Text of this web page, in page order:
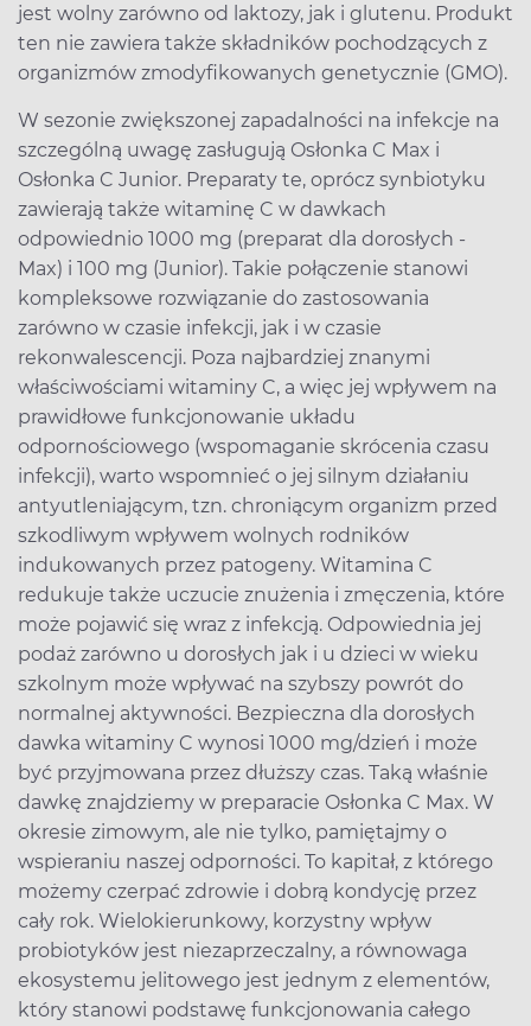
jest wolny zarówno od laktozy, jak i glutenu. Produkt
ten nie zawiera także składników pochodzących z
organizmów zmodyfikowanych genetycznie (GMO).
W sezonie zwiększonej zapadalności na infekcje na
szczególną uwagę zasługują Osłonka C Max i
Osłonka C Junior. Preparaty te, oprócz synbiotyku
zawierają także witaminę C w dawkach
odpowiednio 1000 mg (preparat dla dorosłych -
Max) i 100 mg (Junior). Takie połączenie stanowi
kompleksowe rozwiązanie do zastosowania
zarówno w czasie infekcji, jak i w czasie
rekonwalescencji. Poza najbardziej znanymi
właściwościami witaminy C, a więc jej wpływem na
prawidłowe funkcjonowanie układu
odpornościowego (wspomaganie skrócenia czasu
infekcji), warto wspomnieć o jej silnym działaniu
antyutleniającym, tzn. chroniącym organizm przed
szkodliwym wpływem wolnych rodników
indukowanych przez patogeny. Witamina C
redukuje także uczucie znużenia i zmęczenia, które
może pojawić się wraz z infekcją. Odpowiednia jej
podaż zarówno u dorosłych jak i u dzieci w wieku
szkolnym może wpływać na szybszy powrót do
normalnej aktywności. Bezpieczna dla dorosłych
dawka witaminy C wynosi 1000 mg/dzień i może
być przyjmowana przez dłuższy czas. Taką właśnie
dawkę znajdziemy w preparacie Osłonka C Max. W
okresie zimowym, ale nie tylko, pamiętajmy o
wspieraniu naszej odporności. To kapitał, z którego
możemy czerpać zdrowie i dobrą kondycję przez
cały rok. Wielokierunkowy, korzystny wpływ
probiotyków jest niezaprzeczalny, a równowaga
ekosystemu jelitowego jest jednym z elementów,
który stanowi podstawę funkcjonowania całego